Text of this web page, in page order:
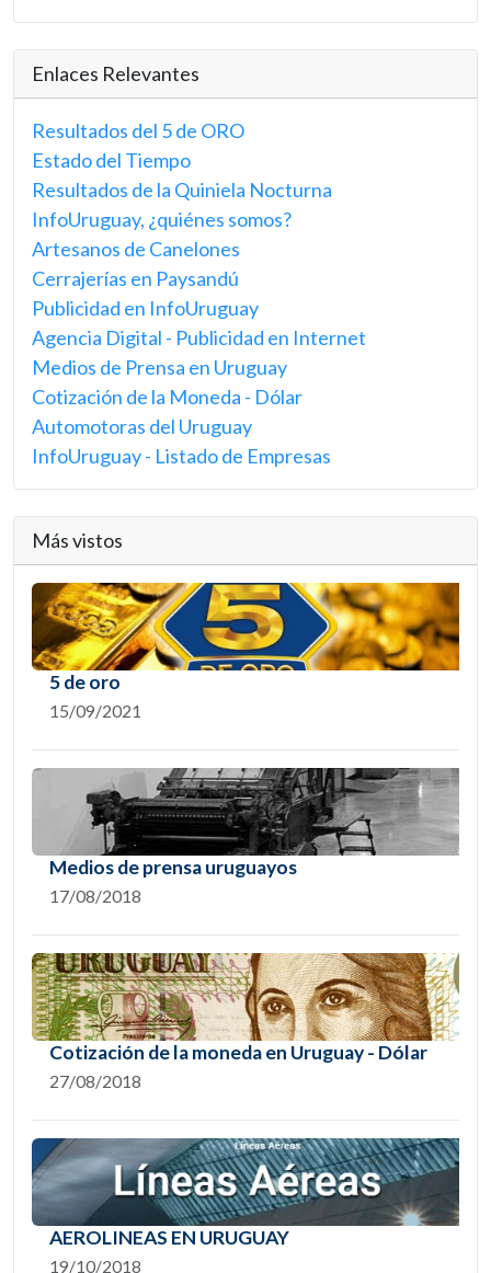
Enlaces Relevantes
Resultados del 5 de ORO
Estado del Tiempo
Resultados de la Quiniela Nocturna
InfoUruguay, ¿quiénes somos?
Artesanos de Canelones
Cerrajerías en Paysandú
Publicidad en InfoUruguay
Agencia Digital - Publicidad en Internet
Medios de Prensa en Uruguay
Cotización de la Moneda - Dólar
Automotoras del Uruguay
InfoUruguay - Listado de Empresas
Más vistos
5 de oro
15/09/2021
Medios de prensa uruguayos
17/08/2018
Cotización de la moneda en Uruguay - Dólar
27/08/2018
AEROLINEAS EN URUGUAY
19/10/2018